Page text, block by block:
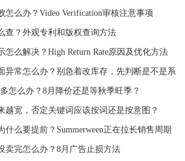
怎么办？Video Verification审核注意事项
查？外观专利和版权查询方法
怎么解决？High Return Rate原因及优化方法
异常怎么办？别急着改库存，先判断是不是系
怎么办？8月降价还是等秋季旺季？
越宽，否定关键词应该按词还是按意图？
什么要提前？Summerween正在拉长销售周期
卖完怎么办？8月广告止损方法